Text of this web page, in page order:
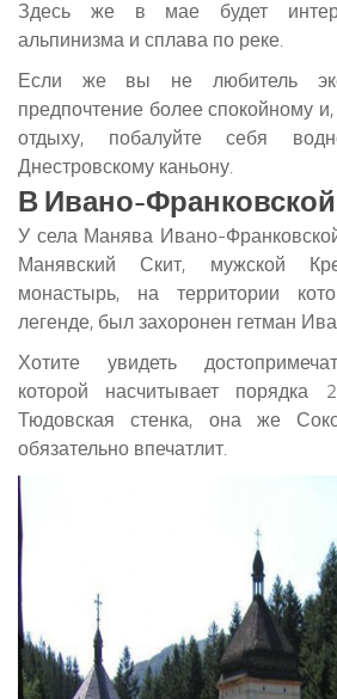
Здесь же в мае будет
альпинизма и сплава по реке.
Если же вы не любитель
предпочтение более спокойному
отдыху, побалуйте себя
Днестровскому каньону.
В Ивано-Франковской
У села Манява Ивано-
Манявский Скит, мужской
монастырь, на территории
легенде, был захоронен гетман
Хотите увидеть
которой насчитывает порядка
Тюдовская стенка, она же
обязательно впечатлит.